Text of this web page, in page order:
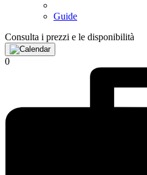
Guide
Consulta i prezzi e le disponibilità
0